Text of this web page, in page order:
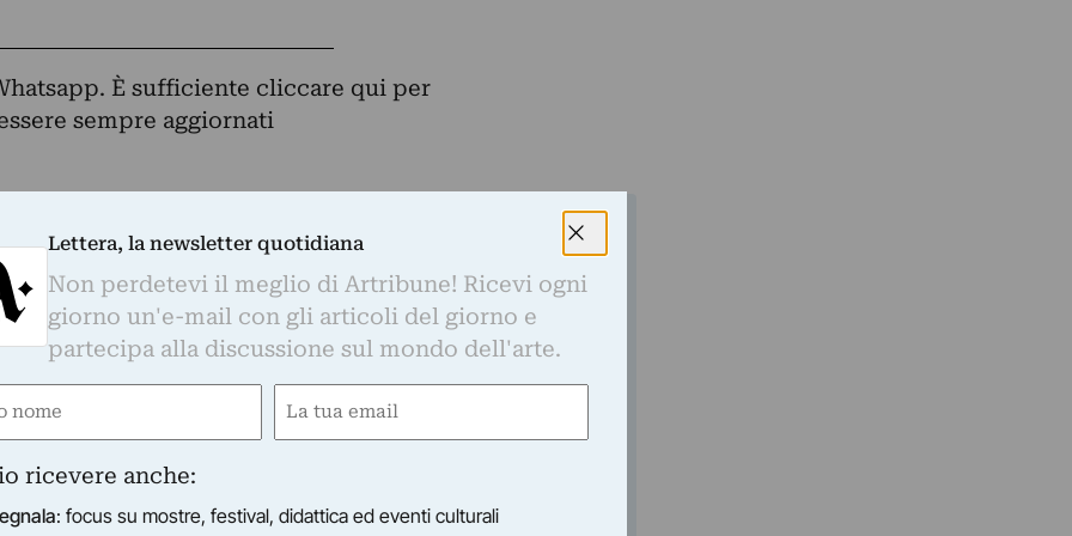
È sufficiente cliccare qui per
sempre aggiornati
di Artribune! Ricevi ogni giorno un'e-mail con gli
alla discussione sul mondo dell'arte.
su mostre, festival, didattica ed eventi culturali
sul mercato dell'arte
sulla rigenerazione urbana
su moda e cultura
Lettera, la newsletter quotidiana
Non perdetevi il meglio di Artribune! Ricevi ogni
giorno un'e-mail con gli articoli del giorno e
partecipa alla discussione sul mondo dell'arte.
Email
ricevere anche:
: focus su mostre, festival, didattica ed eventi culturali